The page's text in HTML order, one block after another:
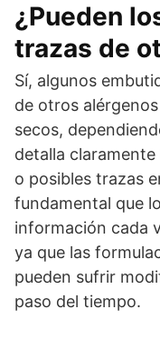
¿Pueden
trazas de
Sí, algunos
de otros
secos,
detalla
o posibles trazas
fundamental que
información cada
ya que las
pueden sufrir
paso del tiempo.